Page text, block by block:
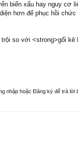
biến xấu hay nguy cơ
hơn để phục hồi chức
so với <strong>gối kê
nhập hoặc Đăng ký để trả lời